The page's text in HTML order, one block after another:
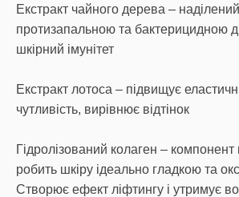
Екстракт чайного дерева –
протизапальною та бактерицидною
шкірний імунітет
Екстракт лотоса – підвищує
чутливість, вирівнює відтінок
Гідролізований колаген – компонент
робить шкіру ідеально гладкою та
Створює ефект ліфтингу і утримує